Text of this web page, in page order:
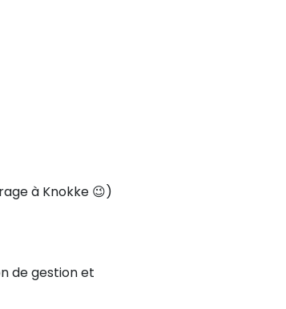
à Knokke 😉)
de gestion et